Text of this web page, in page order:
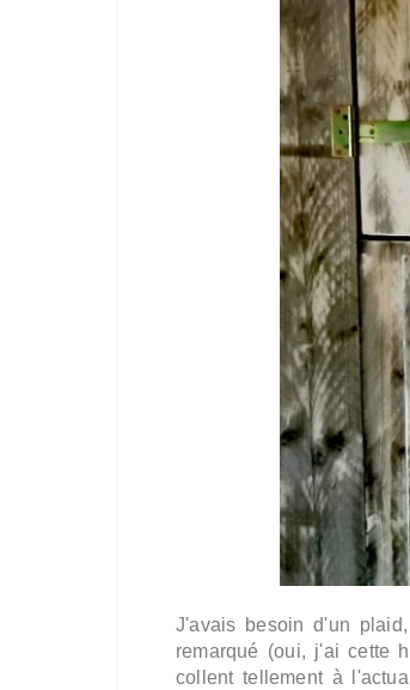
J'avais besoin d'un
remarqué (oui, j'ai cette
collent tellement à